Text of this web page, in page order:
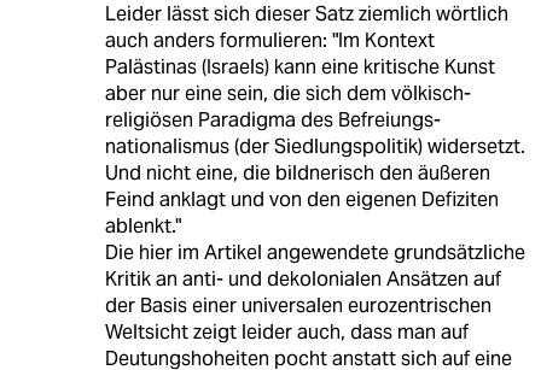
Leider lässt sich dieser Satz ziemlich wörtlich
auch anders formulieren: "Im Kontext
Palästinas (Israels) kann eine kritische Kunst
aber nur eine sein, die sich dem völkisch-
religiösen Paradigma des Befreiungs­
nationalismus (der Siedlungspolitik) widersetzt.
Und nicht eine, die bildnerisch den äußeren
Feind anklagt und von den eigenen Defiziten
ablenkt."
Die hier im Artikel angewendete grundsätzliche
Kritik an anti- und dekolonialen Ansätzen auf
der Basis einer universalen eurozentrischen
Weltsicht zeigt leider auch, dass man auf
Deutungshoheiten pocht anstatt sich auf eine